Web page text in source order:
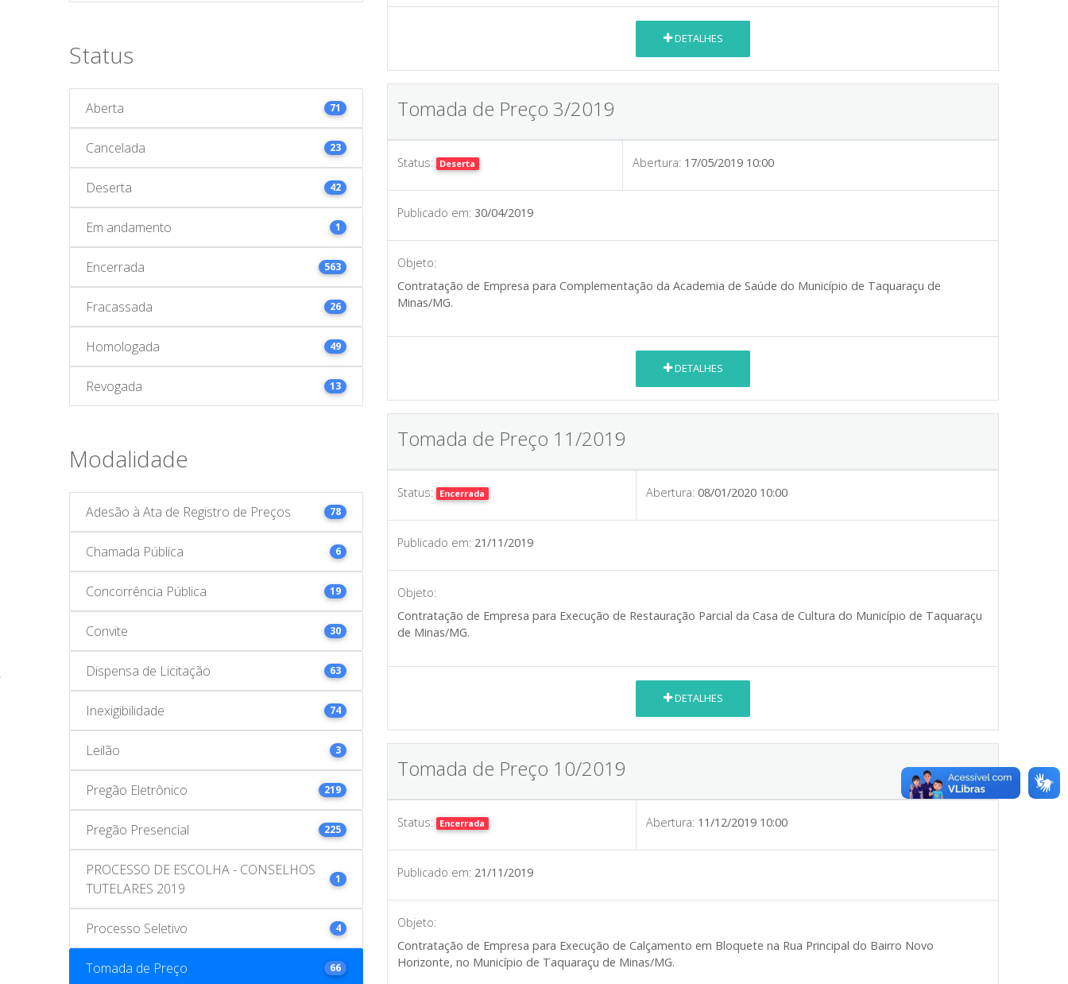
Status
Aberta 71
Cancelada 23
Deserta 42
Em andamento 1
Encerrada 563
Fracassada 26
Homologada 49
Revogada 13
Modalidade
Adesão à Ata de Registro de Preços 78
Chamada Pública 6
Concorrência Pública 19
Convite 30
Dispensa de Licitação 63
Inexigibilidade 74
Leilão 3
Pregão Eletrônico 219
Pregão Presencial 225
PROCESSO DE ESCOLHA - CONSELHOS
TUTELARES 2019
1
Processo Seletivo 4
Tomada de Preço 66
DETALHES
Tomada de Preço 3/2019
Status: Deserta Abertura: 17/05/2019 10:00
Publicado em: 30/04/2019
Objeto:
Contratação de Empresa para Complementação da Academia de Saúde do Município de Taquaraçu de
Minas/MG.
DETALHES
Tomada de Preço 11/2019
Status: Encerrada Abertura: 08/01/2020 10:00
Publicado em: 21/11/2019
Objeto:
Contratação de Empresa para Execução de Restauração Parcial da Casa de Cultura do Município de Taquaraçu
de Minas/MG.
DETALHES
Tomada de Preço 10/2019
Status: Encerrada Abertura: 11/12/2019 10:00
Publicado em: 21/11/2019
Objeto:
Contratação de Empresa para Execução de Calçamento em Bloquete na Rua Principal do Bairro Novo
Horizonte, no Município de Taquaraçu de Minas/MG.